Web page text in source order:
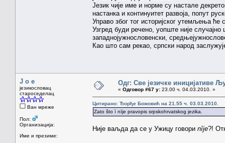
Језик чије име и норме су настале
настанка и континуитет развоја, попут
Управо због тог историјског утемљења ће
Узгред буди речено, уопште није
западнојужнословенски,
Као што сам рекао, српски народ
J o e
језикословац
староседелац
Ван мреже
Пол:
Организација:
Име и презиме:
Одг: Све језичке иницијативе
« Одговор #67 у: 23.00 ч. 04.03.2010. »
Цитирано: Ђорђе Божовић на 21.55 ч. 03.03.2010.
Zato što ì nīje pravopis srpskohrvatskog jezika.
Није ваљда да се у Ужицу говори nȋje?!